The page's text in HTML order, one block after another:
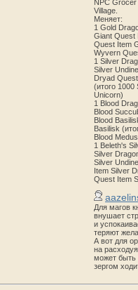
NPC Grocer
Village.
Меняет:
1 Gold
Giant Quest
Quest Item
Wyvern
1 Silver
Silver
Dryad
(итого
Unicorn)
1 Blood
Blood
Blood
Basilisk
Blood
1 Beleth's
Silver
Silver
Item Silver
Quest Item
Для магов
внушает
и
теряют
А вот для
на
может быть
зергом